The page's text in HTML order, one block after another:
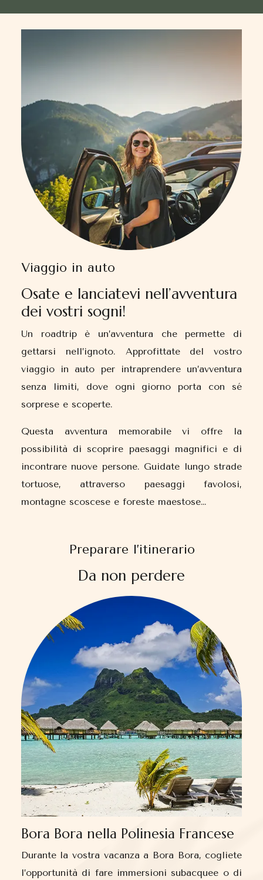
Viaggio in auto
Osate e lanciatevi nell’avventura
dei vostri sogni!
Un roadtrip è un’avventura che permette di
gettarsi nell’ignoto. Approfittate del vostro
viaggio in auto per intraprendere un’avventura
senza limiti, dove ogni giorno porta con sé
sorprese e scoperte.
Questa avventura memorabile vi offre la
possibilità di scoprire paesaggi magnifici e di
incontrare nuove persone. Guidate lungo strade
tortuose, attraverso paesaggi favolosi,
montagne scoscese e foreste maestose…
Preparare l’itinerario
Da non perdere
Bora Bora nella Polinesia Francese
Durante la vostra vacanza a Bora Bora, cogliete
l’opportunità di fare immersioni subacquee o di